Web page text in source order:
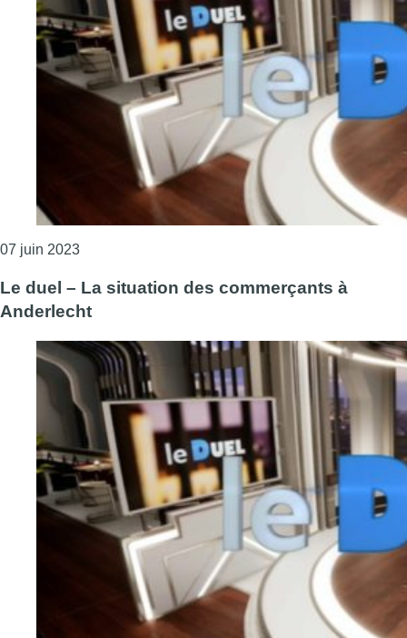
07 juin 2023Consulter l'article "Le duel – Le bilan des clubs
Le duel – La situation des commerçants à
Anderlecht